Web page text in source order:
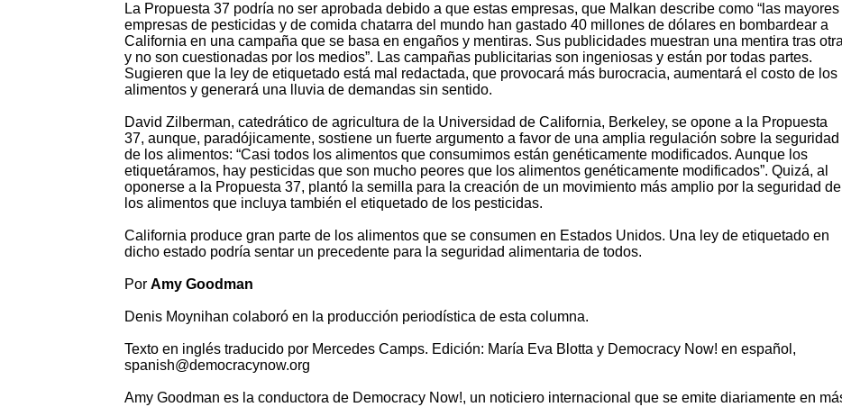
La Propuesta 37 podría no ser aprobada debido a que estas empresas, que Malkan describe como “las mayores
empresas de pesticidas y de comida chatarra del mundo han gastado 40 millones de dólares en bombardear a
California en una campaña que se basa en engaños y mentiras. Sus publicidades muestran una mentira tras otra
y no son cuestionadas por los medios”. Las campañas publicitarias son ingeniosas y están por todas partes.
Sugieren que la ley de etiquetado está mal redactada, que provocará más burocracia, aumentará el costo de los
alimentos y generará una lluvia de demandas sin sentido.
David Zilberman, catedrático de agricultura de la Universidad de California, Berkeley, se opone a la Propuesta
37, aunque, paradójicamente, sostiene un fuerte argumento a favor de una amplia regulación sobre la seguridad
de los alimentos: “Casi todos los alimentos que consumimos están genéticamente modificados. Aunque los
etiquetáramos, hay pesticidas que son mucho peores que los alimentos genéticamente modificados”. Quizá, al
oponerse a la Propuesta 37, plantó la semilla para la creación de un movimiento más amplio por la seguridad de
los alimentos que incluya también el etiquetado de los pesticidas.
California produce gran parte de los alimentos que se consumen en Estados Unidos. Una ley de etiquetado en
dicho estado podría sentar un precedente para la seguridad alimentaria de todos.
Por Amy Goodman
Denis Moynihan colaboró en la producción periodística de esta columna.
Texto en inglés traducido por Mercedes Camps. Edición: María Eva Blotta y Democracy Now! en español,
spanish@democracynow.org
Amy Goodman es la conductora de Democracy Now!, un noticiero internacional que se emite diariamente en